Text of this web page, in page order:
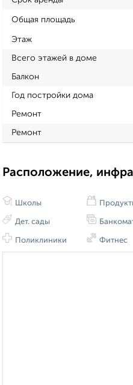
Общая площадь
Этаж
Всего этажей в доме
Балкон
Год постройки дома
Ремонт
Ремонт
Расположение,
Школы
Дет. сады
Поликлиники Фитнес